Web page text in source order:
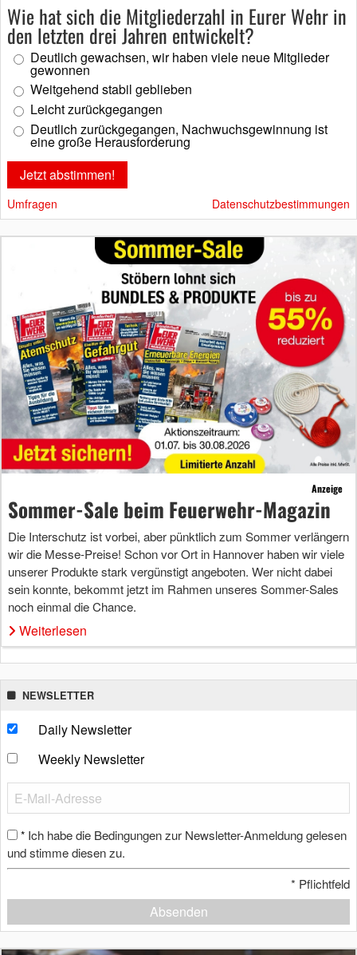
Wie hat sich die Mitgliederzahl in Eurer Wehr in
den letzten drei Jahren entwickelt?
Deutlich gewachsen, wir haben viele neue Mitglieder
gewonnen
Weitgehend stabil geblieben
Leicht zurückgegangen
Deutlich zurückgegangen, Nachwuchsgewinnung ist
eine große Herausforderung
Umfragen Datenschutzbestimmungen
Anzeige
Sommer-Sale beim Feuerwehr-Magazin
Die Interschutz ist vorbei, aber pünktlich zum Sommer verlängern
wir die Messe-Preise! Schon vor Ort in Hannover haben wir viele
unserer Produkte stark vergünstigt angeboten. Wer nicht dabei
sein konnte, bekommt jetzt im Rahmen unseres Sommer-Sales
noch einmal die Chance.
Weiterlesen
NEWSLETTER
Daily Newsletter
Weekly Newsletter
* Ich habe die Bedingungen zur Newsletter-Anmeldung gelesen
und stimme diesen zu.
* Pflichtfeld
Absenden